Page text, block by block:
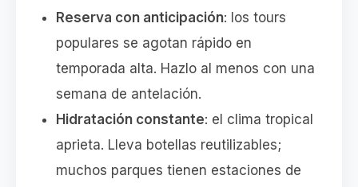
Reserva con anticipación: los tours
populares se agotan rápido en
temporada alta. Hazlo al menos con una
semana de antelación.
Hidratación constante: el clima tropical
aprieta. Lleva botellas reutilizables;
muchos parques tienen estaciones de